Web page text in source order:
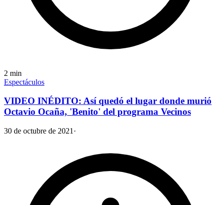
2 min
Espectáculos
VIDEO INÉDITO: Así quedó el lugar donde murió
Octavio Ocaña, 'Benito' del programa Vecinos
30 de octubre de 2021 ·